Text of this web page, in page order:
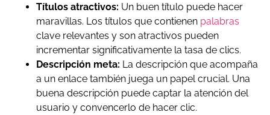
Títulos atractivos: Un buen título puede hacer
maravillas. Los títulos que contienen palabras
clave relevantes y son atractivos pueden
incrementar significativamente la tasa de clics.
Descripción meta: La descripción que acompaña
a un enlace también juega un papel crucial. Una
buena descripción puede captar la atención del
usuario y convencerlo de hacer clic.